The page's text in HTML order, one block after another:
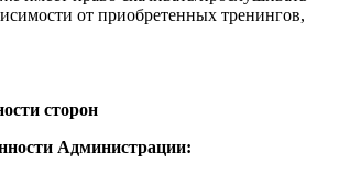
от приобретенных тренингов,
сторон
Администрации: